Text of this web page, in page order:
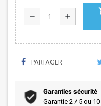
remove add
PARTAGER
Garanties sécurité
Garantie 2 / 5 ou